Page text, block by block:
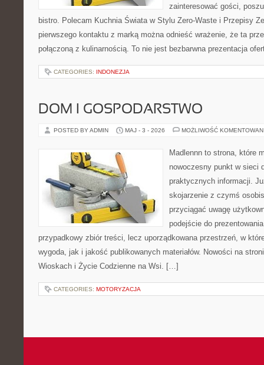
zainteresować gości,
bistro. Polecam Kuchnia Świata w Stylu Zero-Waste i Przepisy
pierwszego kontaktu z marką można odnieść wrażenie, że ta
połączoną z kulinarnością. To nie jest bezbarwna prezentacja
CATEGORIES: INDONEZJA
DOM I GOSPODARSTWO
POSTED BY ADMIN MAJ - 3 - 2026 MOŻLIWOŚĆ
Madlennn to strona, które
nowoczesny punkt w sieci
praktycznych informacji.
skojarzenie z czymś
przyciągać uwagę
podejście do
przypadkowy zbiór treści, lecz uporządkowana przestrzeń, w
wygoda, jak i jakość publikowanych materiałów. Nowości na
Wioskach i Życie Codzienne na Wsi. […]
CATEGORIES: MOTORYZACJA